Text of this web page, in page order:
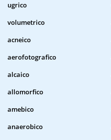
ugrico
volumetrico
acneico
aerofotografico
alcaico
allomorfico
amebico
anaerobico